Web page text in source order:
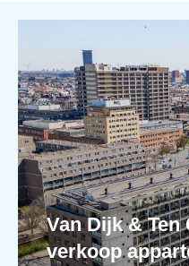
Van Dijk & Ten
verkoop